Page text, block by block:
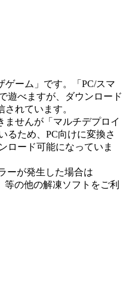
ーム」です。「PC/スマ
遊べますが、ダウンロード
れています。
ませんが「マルチデプロイ
るため、PC向けに変換さ
ロード可能になっていま
ーが発生した場合は
等の他の解凍ソフトをご利